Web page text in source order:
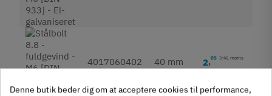
4017060402 40 mm 2,05 Inkl. moms
Denne butik beder dig om at acceptere cookies til performance,